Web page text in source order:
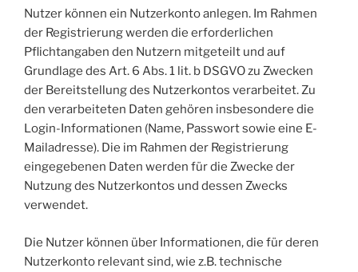
Nutzer können ein Nutzerkonto anlegen. Im Rahmen
der Registrierung werden die erforderlichen
Pflichtangaben den Nutzern mitgeteilt und auf
Grundlage des Art. 6 Abs. 1 lit. b DSGVO zu Zwecken
der Bereitstellung des Nutzerkontos verarbeitet. Zu
den verarbeiteten Daten gehören insbesondere die
Login-Informationen (Name, Passwort sowie eine E-
Mailadresse). Die im Rahmen der Registrierung
eingegebenen Daten werden für die Zwecke der
Nutzung des Nutzerkontos und dessen Zwecks
verwendet.
Die Nutzer können über Informationen, die für deren
Nutzerkonto relevant sind, wie z.B. technische